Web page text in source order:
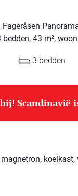
43 m²,
3 bedden
Scandinavië
koelkast,